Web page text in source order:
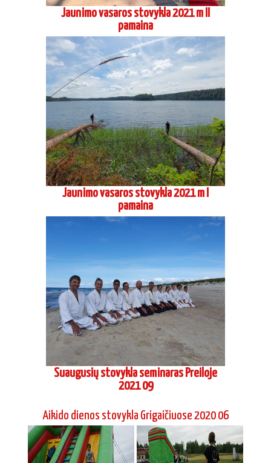
Jaunimo vasaros stovykla 2021 m I
pamaina
Suaugusių stovykla seminaras Preiloje
2021 09
Aikido dienos stovykla Grigaičiuose 2020 06